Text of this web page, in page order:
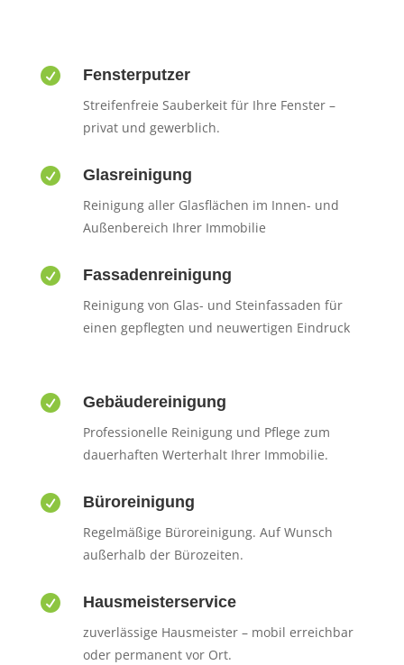
 Fensterputzer
Streifenfreie Sauberkeit für Ihre Fenster –
privat und gewerblich.
 Glasreinigung
Reinigung aller Glasflächen im Innen- und
Außenbereich Ihrer Immobilie
 Fassadenreinigung
Reinigung von Glas- und Steinfassaden für
einen gepflegten und neuwertigen Eindruck
 Gebäudereinigung
Professionelle Reinigung und Pflege zum
dauerhaften Werterhalt Ihrer Immobilie.
 Büroreinigung
Regelmäßige Büroreinigung. Auf Wunsch
außerhalb der Bürozeiten.
 Hausmeisterservice
zuverlässige Hausmeister – mobil erreichbar
oder permanent vor Ort.